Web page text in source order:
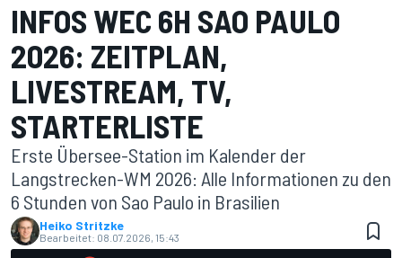
INFOS WEC 6H SAO PAULO
2026: ZEITPLAN,
LIVESTREAM, TV,
STARTERLISTE
Erste Übersee-Station im Kalender der
Langstrecken-WM 2026: Alle Informationen zu den
6 Stunden von Sao Paulo in Brasilien
Heiko Stritzke
Bearbeitet: 08.07.2026, 15:43